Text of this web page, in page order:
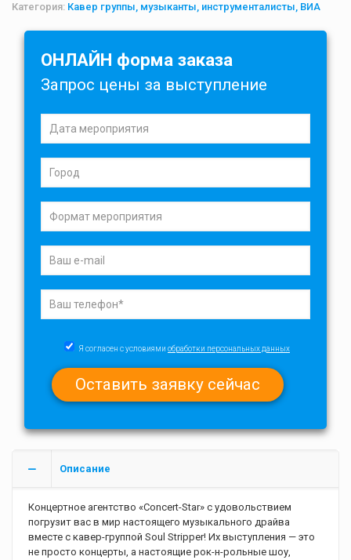
Категория: Кавер группы, музыканты, инструменталисты, ВИА
ОНЛАЙН форма заказа
Запрос цены за выступление
Я согласен с условиями обработки персональных данных
Описание
Концертное агентство «Concert-Star» с удовольствием
погрузит вас в мир настоящего музыкального драйва
вместе с кавер-группой Soul Stripper! Их выступления — это
не просто концерты, а настоящие рок-н-рольные шоу,